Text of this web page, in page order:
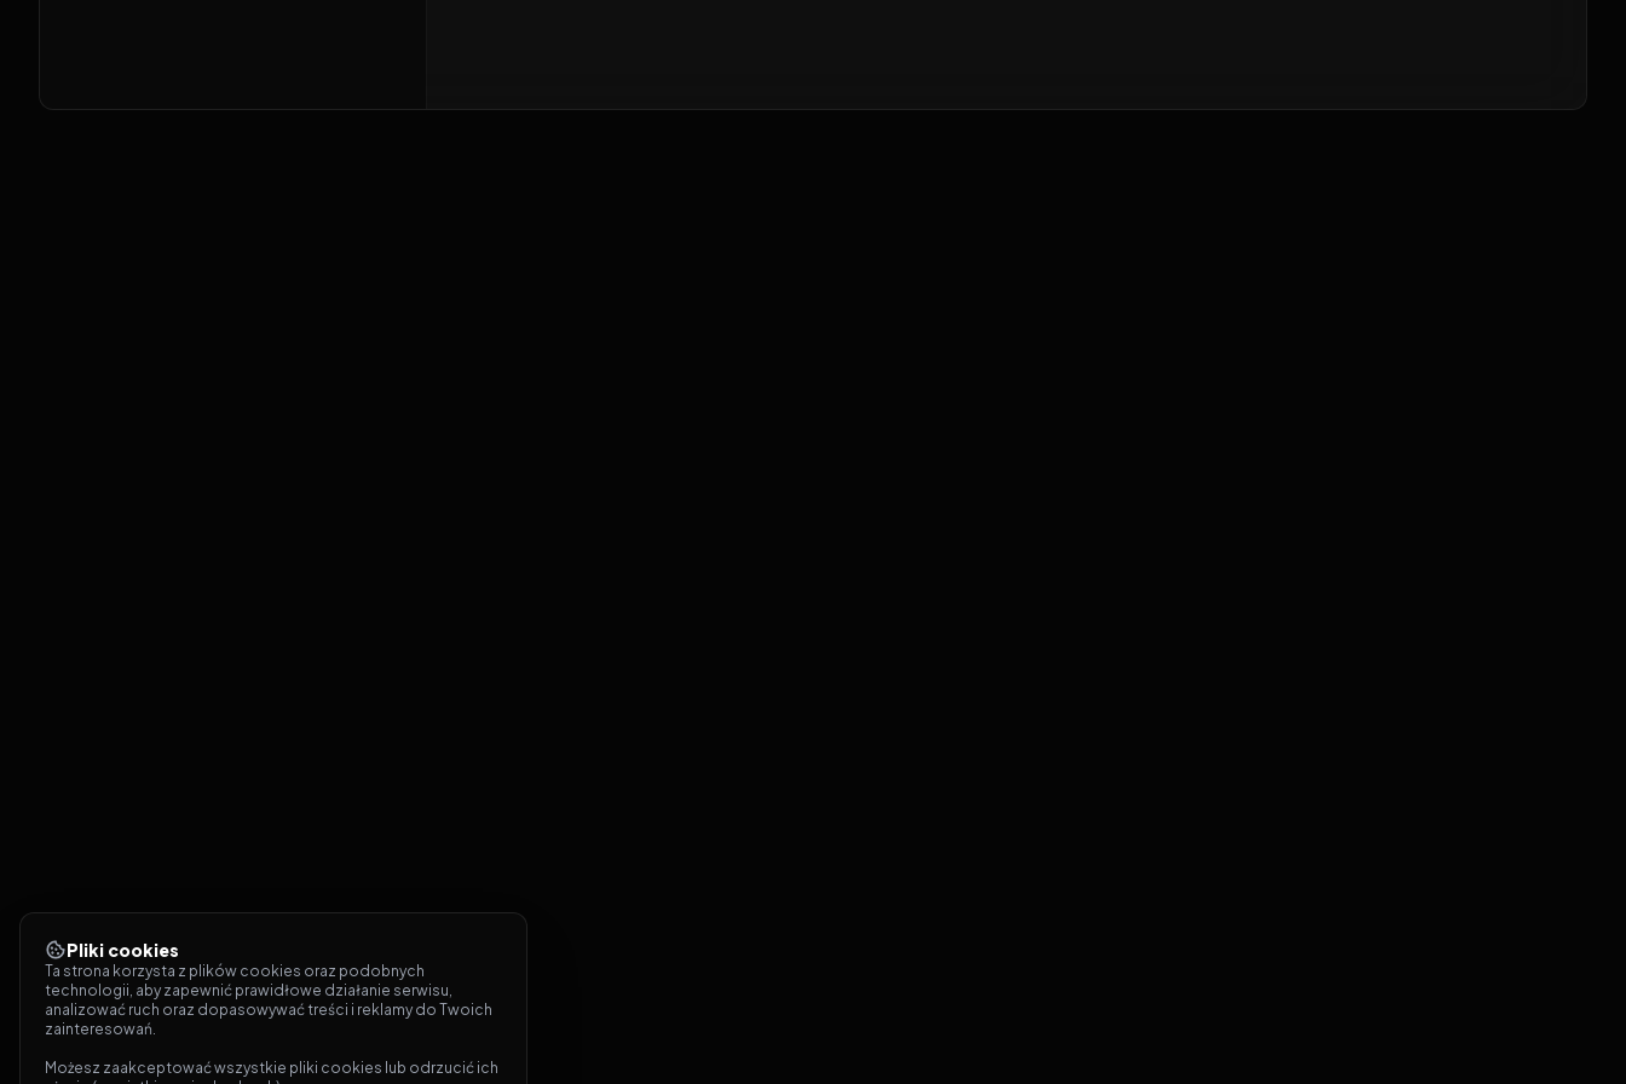
Pliki cookies
Ta strona korzysta z plików cookies oraz podobnych
technologii, aby zapewnić prawidłowe działanie serwisu,
analizować ruch oraz dopasowywać treści i reklamy do Twoich
zainteresowań.
Możesz zaakceptować wszystkie pliki cookies lub odrzucić ich